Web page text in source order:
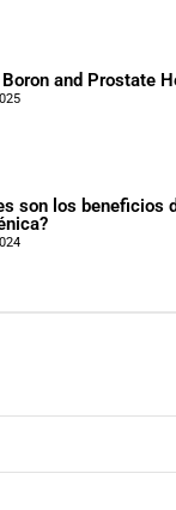
Boron and Prostate
son los beneficios